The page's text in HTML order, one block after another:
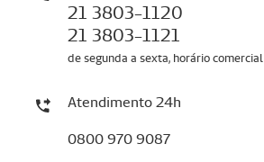
21 3803-1120
21 3803-1121
de segunda a sexta, horário comercial
Atendimento 24h
0800 970 9087